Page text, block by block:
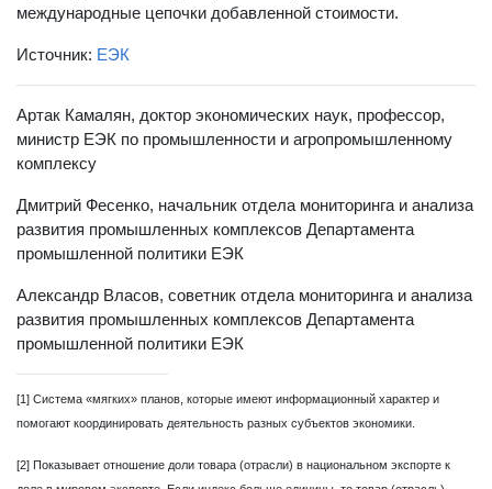
международные цепочки добавленной стоимости.
Источник: ЕЭК
Артак Камалян, доктор экономических наук, профессор,
министр ЕЭК по промышленности и агропромышленному
комплексу
Дмитрий Фесенко, начальник отдела мониторинга и анализа
развития промышленных комплексов Департамента
промышленной политики ЕЭК
Александр Власов, советник отдела мониторинга и анализа
развития промышленных комплексов Департамента
промышленной политики ЕЭК
[1] Cистема «мягких» планов, которые имеют информационный характер и
помогают координировать деятельность разных субъектов экономики.
[2] Показывает отношение доли товара (отрасли) в национальном экспорте к